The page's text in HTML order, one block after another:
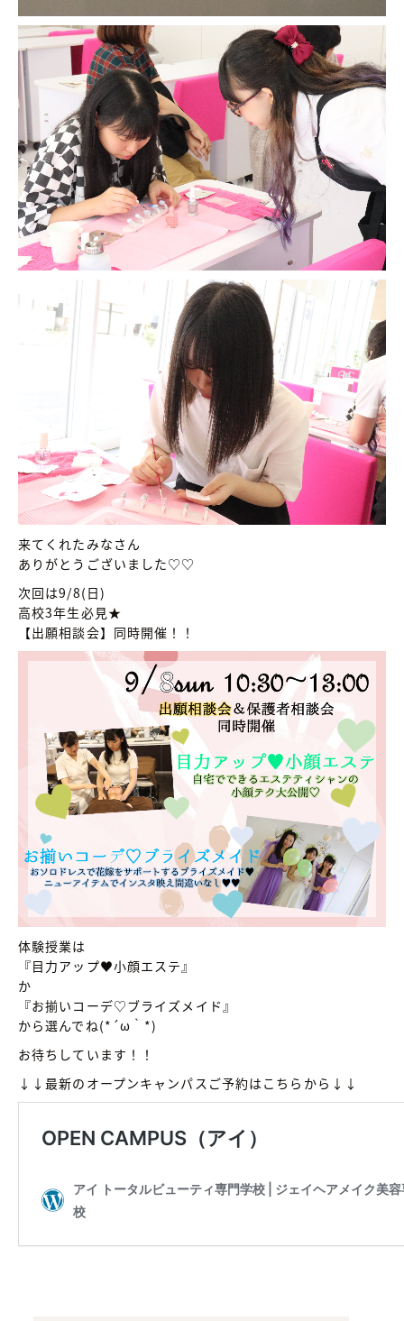
来てくれたみなさん
ありがとうございました♡♡
次回は9/8(日)
高校3年生必見★
【出願相談会】同時開催！！
体験授業は
『目力アップ♥小顔エステ』
か
『お揃いコーデ♡ブライズメイド』
から選んでね(*´ω｀*)
お待ちしています！！
↓↓最新のオープンキャンパスご予約はこちらから↓↓